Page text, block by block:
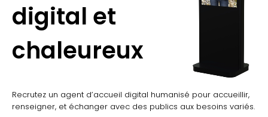
digital et
chaleureux
Recrutez un agent d’accueil digital humanisé pour accueillir,
renseigner, et échanger avec des publics aux besoins variés.